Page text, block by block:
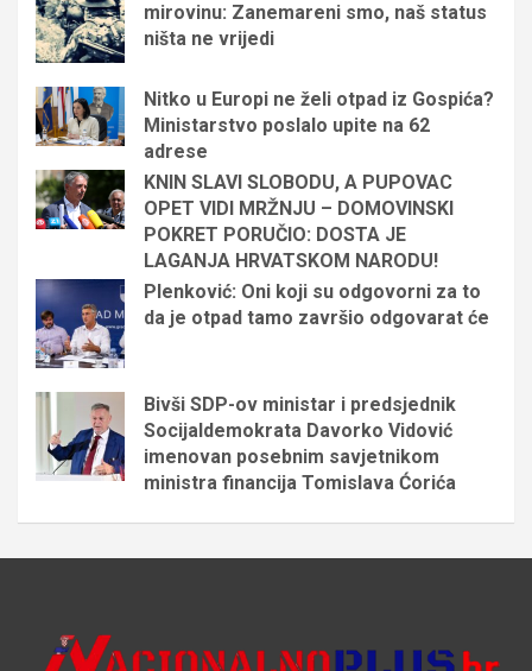
mirovinu: Zanemareni smo, naš status
ništa ne vrijedi
Nitko u Europi ne želi otpad iz Gospića?
Ministarstvo poslalo upite na 62
adrese
KNIN SLAVI SLOBODU, A PUPOVAC
OPET VIDI MRŽNJU – DOMOVINSKI
POKRET PORUČIO: DOSTA JE
LAGANJA HRVATSKOM NARODU!
Plenković: Oni koji su odgovorni za to
da je otpad tamo završio odgovarat će
Bivši SDP-ov ministar i predsjednik
Socijaldemokrata Davorko Vidović
imenovan posebnim savjetnikom
ministra financija Tomislava Ćorića